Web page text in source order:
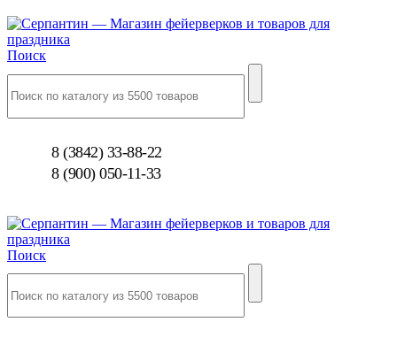
Поиск
8 (3842) 33-88-22
8 (900) 050-11-33
Поиск